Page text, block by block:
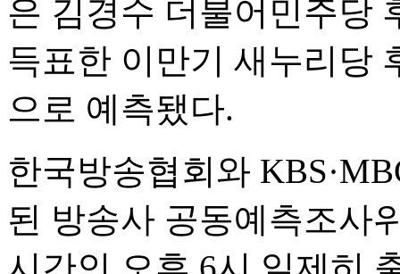
은 김경수 더불어민주당
득표한 이만기 새누리당
으로 예측됐다.
한국방송협회와
된 방송사 공동예측조사